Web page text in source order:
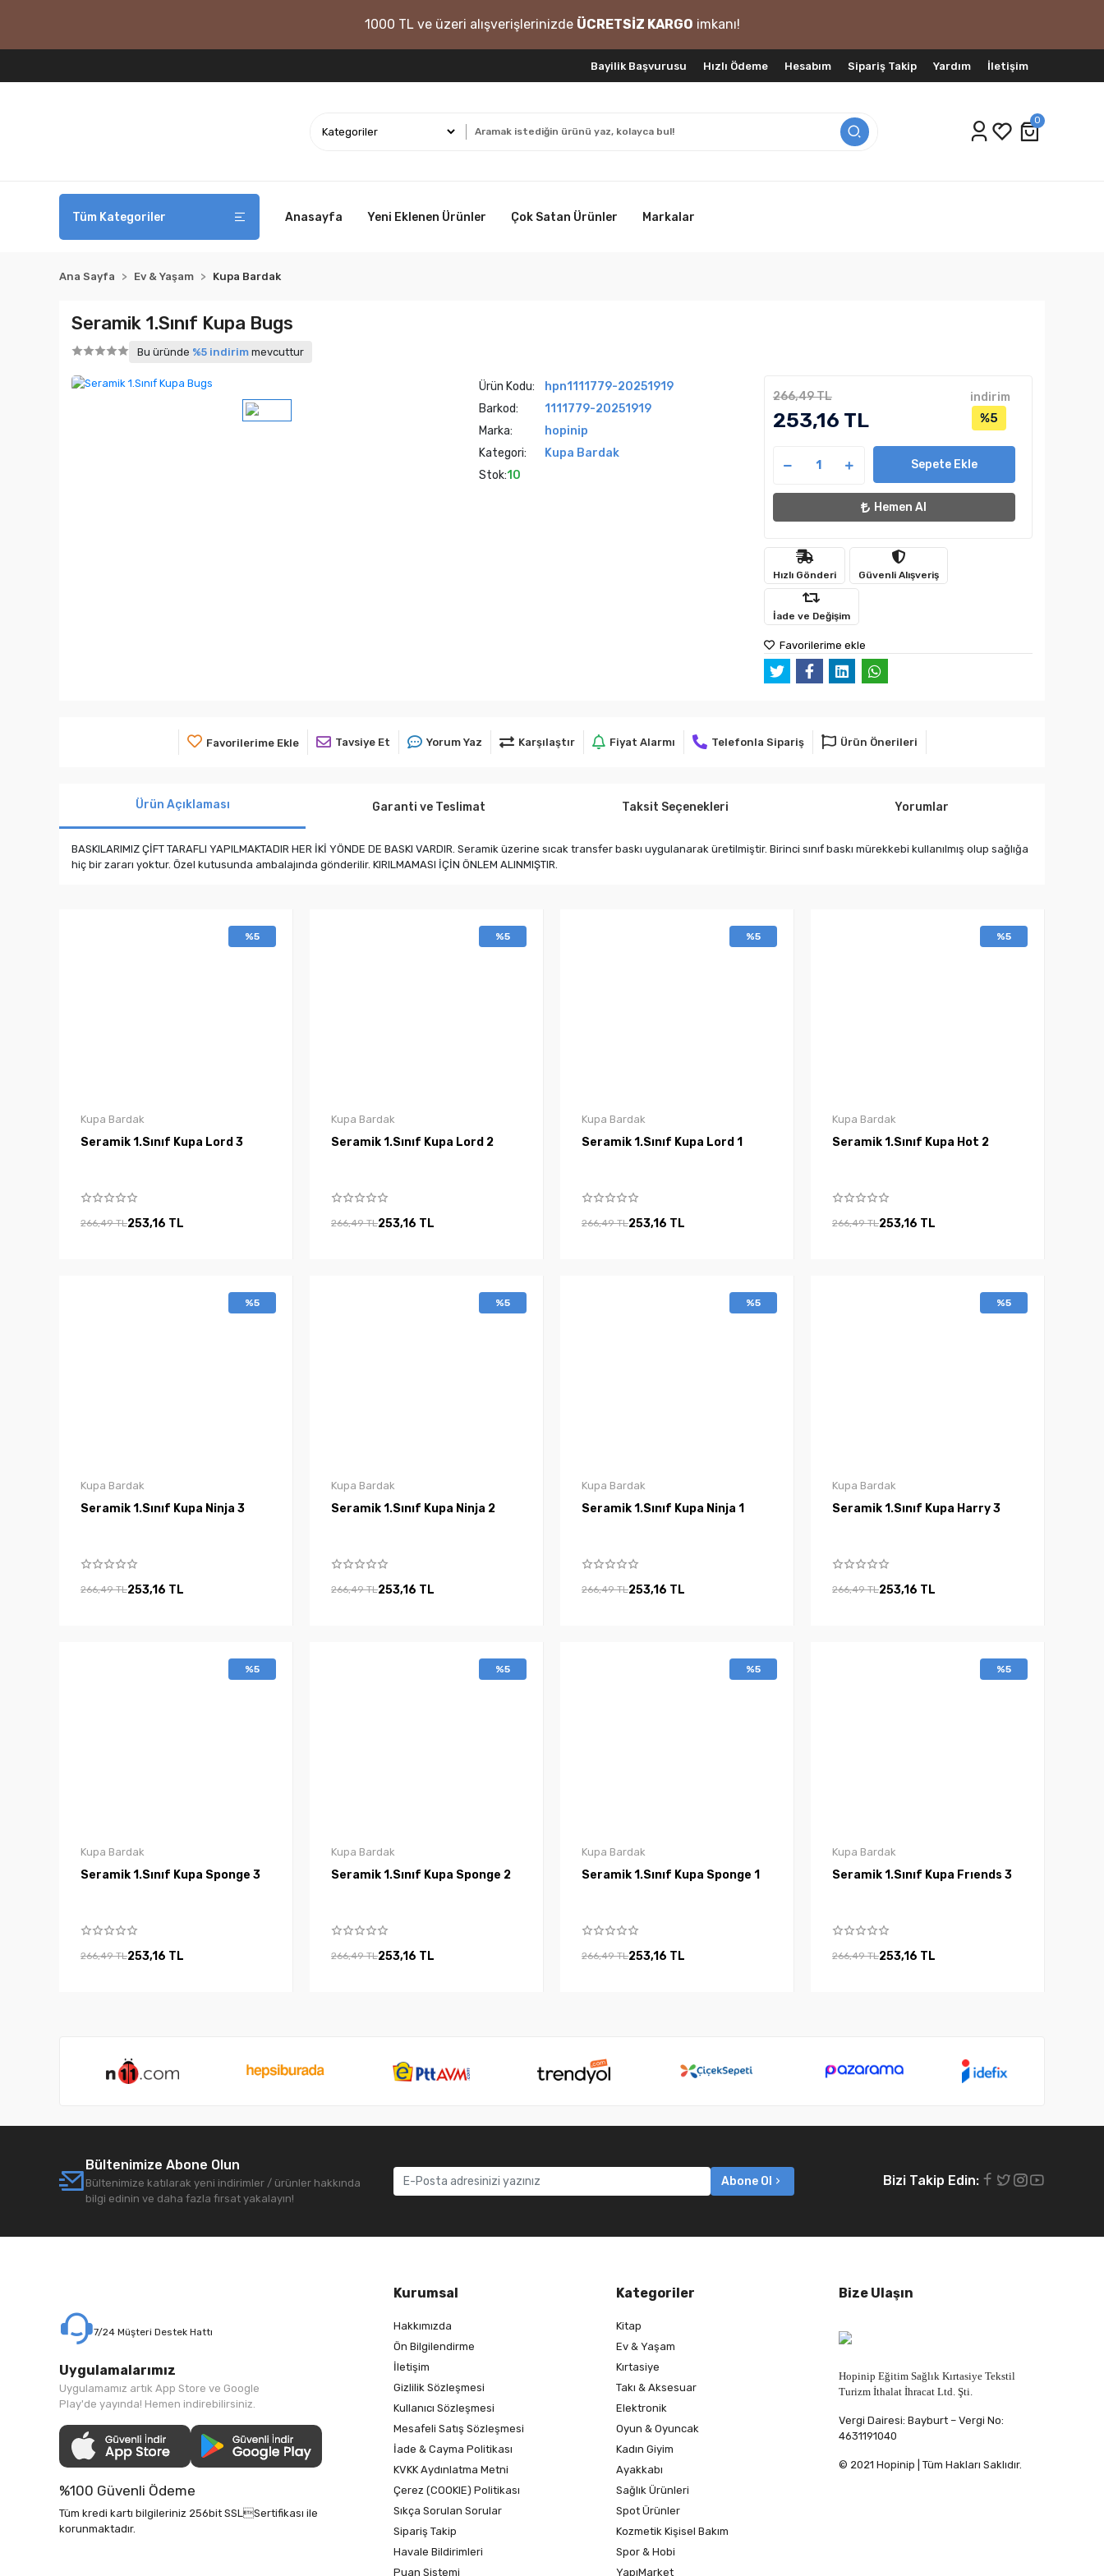
1000 TL ve üzeri alışverişlerinizde ÜCRETSİZ KARGO imkanı!
Bayilik Başvurusu Hızlı Ödeme Hesabım Sipariş Takip Yardım İletişim
0
Tüm Kategoriler Anasayfa Yeni Eklenen Ürünler Çok Satan Ürünler Markalar
Ana Sayfa Ev & Yaşam Kupa Bardak
Seramik 1.Sınıf Kupa Bugs
Bu üründe %5 indirim mevcuttur
Ürün Kodu:
hpn1111779-20251919
Barkod:
1111779-20251919
Marka:
hopinip
Kategori:
Kupa Bardak
Stok:10
266,49 TL
253,16 TL
indirim
%5
Sepete Ekle
Hemen Al
Hızlı Gönderi Güvenli Alışveriş
İade ve Değişim
Favorilerime ekle
Favorilerime Ekle Tavsiye Et Yorum Yaz Karşılaştır Fiyat Alarmı Telefonla Sipariş Ürün Önerileri
Ürün Açıklaması Garanti ve Teslimat Taksit Seçenekleri Yorumlar
BASKILARIMIZ ÇİFT TARAFLI YAPILMAKTADIR HER İKİ YÖNDE DE BASKI VARDIR. Seramik üzerine sıcak transfer baskı uygulanarak üretilmiştir. Birinci sınıf baskı mürekkebi kullanılmış olup sağlığa
hiç bir zararı yoktur. Özel kutusunda ambalajında gönderilir. KIRILMAMASI İÇİN ÖNLEM ALINMIŞTIR.
%5
Kupa Bardak
Seramik 1.Sınıf Kupa Lord 3
266,49 TL253,16 TL
%5
Kupa Bardak
Seramik 1.Sınıf Kupa Lord 2
266,49 TL253,16 TL
%5
Kupa Bardak
Seramik 1.Sınıf Kupa Lord 1
266,49 TL253,16 TL
%5
Kupa Bardak
Seramik 1.Sınıf Kupa Hot 2
266,49 TL253,16 TL
%5
Kupa Bardak
Seramik 1.Sınıf Kupa Ninja 3
266,49 TL253,16 TL
%5
Kupa Bardak
Seramik 1.Sınıf Kupa Ninja 2
266,49 TL253,16 TL
%5
Kupa Bardak
Seramik 1.Sınıf Kupa Ninja 1
266,49 TL253,16 TL
%5
Kupa Bardak
Seramik 1.Sınıf Kupa Harry 3
266,49 TL253,16 TL
%5
Kupa Bardak
Seramik 1.Sınıf Kupa Sponge 3
266,49 TL253,16 TL
%5
Kupa Bardak
Seramik 1.Sınıf Kupa Sponge 2
266,49 TL253,16 TL
%5
Kupa Bardak
Seramik 1.Sınıf Kupa Sponge 1
266,49 TL253,16 TL
%5
Kupa Bardak
Seramik 1.Sınıf Kupa Frıends 3
266,49 TL253,16 TL
Bültenimize Abone Olun
Bültenimize katılarak yeni indirimler / ürünler hakkında
bilgi edinin ve daha fazla fırsat yakalayın!
Abone Ol Bizi Takip Edin:
7/24 Müşteri Destek Hattı
Uygulamalarımız
Uygulamamız artık App Store ve Google
Play'de yayında! Hemen indirebilirsiniz.
%100 Güvenli Ödeme
Tüm kredi kartı bilgileriniz 256bit SSLSertifikası ile
korunmaktadır.
Kurumsal
Hakkımızda
Ön Bilgilendirme
İletişim
Gizlilik Sözleşmesi
Kullanıcı Sözleşmesi
Mesafeli Satış Sözleşmesi
İade & Cayma Politikası
KVKK Aydınlatma Metni
Çerez (COOKIE) Politikası
Sıkça Sorulan Sorular
Sipariş Takip
Havale Bildirimleri
Puan Sistemi
Kategoriler
Kitap
Ev & Yaşam
Kırtasiye
Takı & Aksesuar
Elektronik
Oyun & Oyuncak
Kadın Giyim
Ayakkabı
Sağlık Ürünleri
Spot Ürünler
Kozmetik Kişisel Bakım
Spor & Hobi
YapıMarket
Bize Ulaşın
Hopinip Eğitim Sağlık Kırtasiye Tekstil
Turizm İthalat İhracat Ltd. Şti.
Vergi Dairesi: Bayburt – Vergi No:
4631191040
© 2021 Hopinip | Tüm Hakları Saklıdır.